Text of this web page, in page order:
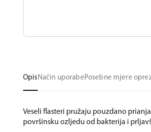
OpisNačin uporabePosebne mjere
Veseli flasteri pružaju pouzdano
površinsku ozljedu od bakterija i